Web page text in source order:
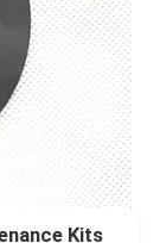
Kits